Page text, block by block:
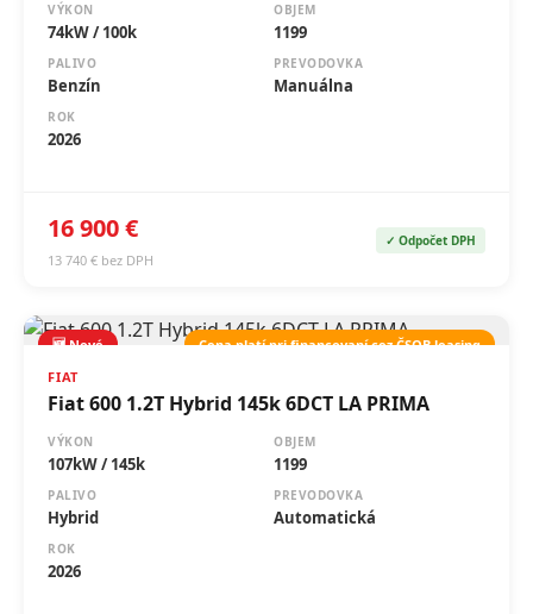
VÝKON
74kW / 100k
OBJEM
1199
PALIVO
Benzín
PREVODOVKA
Manuálna
ROK
2026
16 900 €
13 740 € bez DPH
✓ Odpočet DPH
🆕 Nové
Cena platí pri financovaní cez ČSOB leasing
FIAT
Fiat 600 1.2T Hybrid 145k 6DCT LA PRIMA
VÝKON
107kW / 145k
OBJEM
1199
PALIVO
Hybrid
PREVODOVKA
Automatická
ROK
2026